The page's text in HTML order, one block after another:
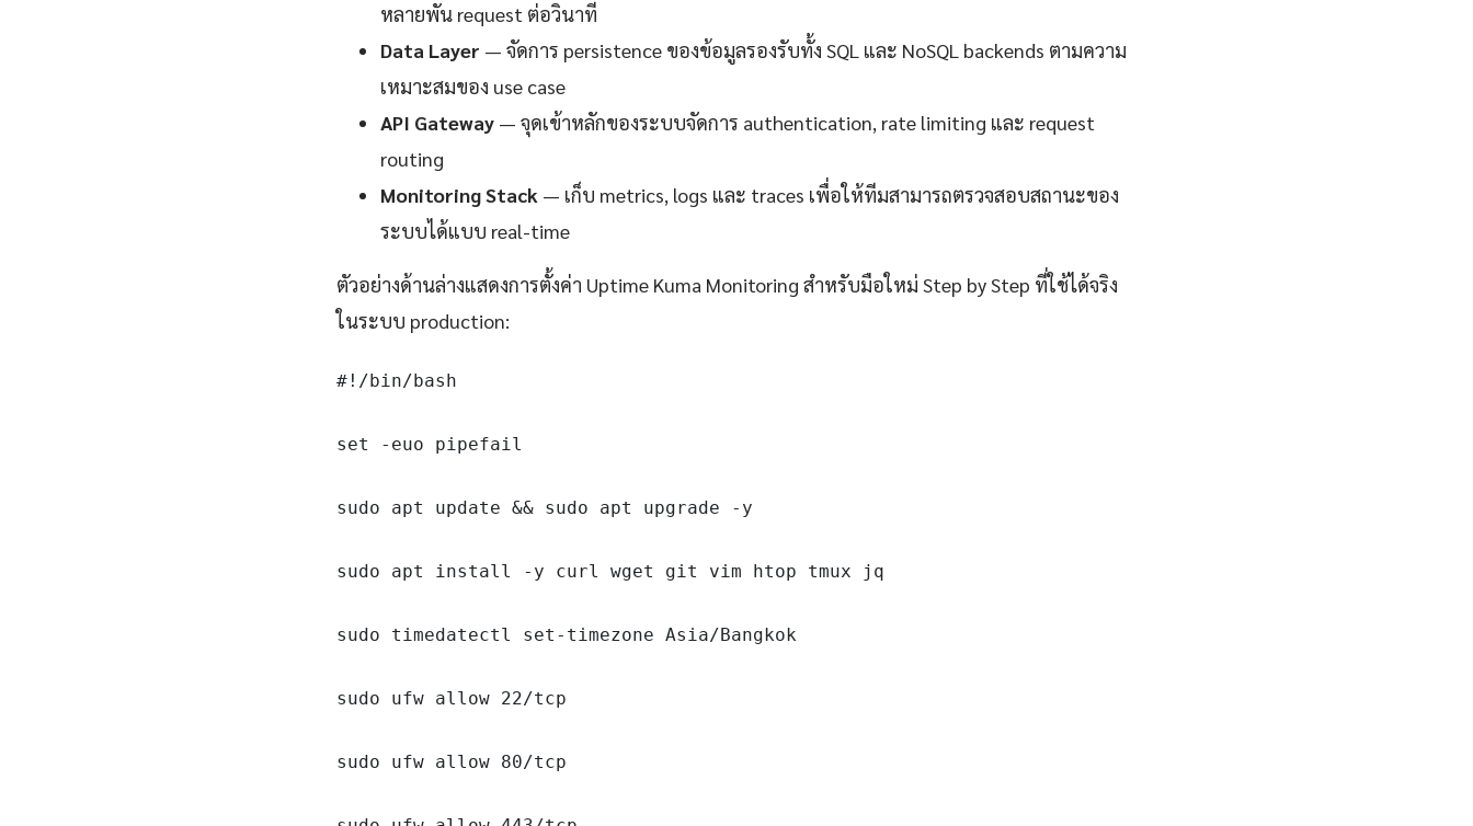
หลายพัน request ต่อวินาที
Data Layer — จัดการ persistence ของข้อมูลรองรับทั้ง SQL และ NoSQL backends ตามความ
เหมาะสมของ use case
API Gateway — จุดเข้าหลักของระบบจัดการ authentication, rate limiting และ request
routing
Monitoring Stack — เก็บ metrics, logs และ traces เพื่อให้ทีมสามารถตรวจสอบสถานะของ
ระบบได้แบบ real-time
ตัวอย่างด้านล่างแสดงการตั้งค่า Uptime Kuma Monitoring สำหรับมือใหม่ Step by Step ที่ใช้ได้จริง
ในระบบ production:
#!/bin/bash
set -euo pipefail
sudo apt update && sudo apt upgrade -y
sudo apt install -y curl wget git vim htop tmux jq
sudo timedatectl set-timezone Asia/Bangkok
sudo ufw allow 22/tcp
sudo ufw allow 80/tcp